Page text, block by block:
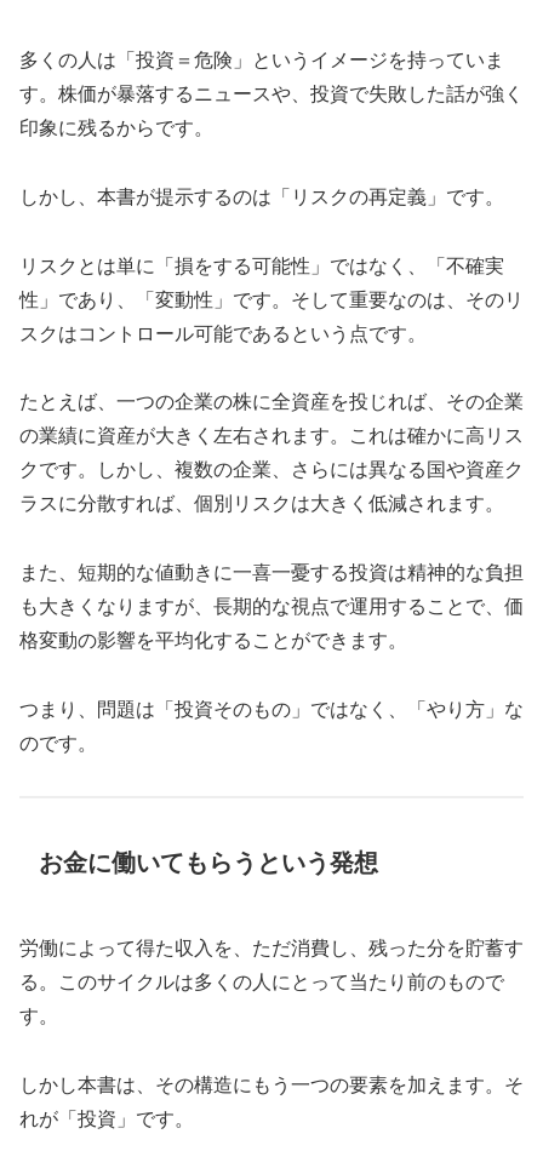
多くの人は「投資＝危険」というイメージを持っていま
す。株価が暴落するニュースや、投資で失敗した話が強く
印象に残るからです。
しかし、本書が提示するのは「リスクの再定義」です。
リスクとは単に「損をする可能性」ではなく、「不確実
性」であり、「変動性」です。そして重要なのは、そのリ
スクはコントロール可能であるという点です。
たとえば、一つの企業の株に全資産を投じれば、その企業
の業績に資産が大きく左右されます。これは確かに高リス
クです。しかし、複数の企業、さらには異なる国や資産ク
ラスに分散すれば、個別リスクは大きく低減されます。
また、短期的な値動きに一喜一憂する投資は精神的な負担
も大きくなりますが、長期的な視点で運用することで、価
格変動の影響を平均化することができます。
つまり、問題は「投資そのもの」ではなく、「やり方」な
のです。
お金に働いてもらうという発想
労働によって得た収入を、ただ消費し、残った分を貯蓄す
る。このサイクルは多くの人にとって当たり前のもので
す。
しかし本書は、その構造にもう一つの要素を加えます。そ
れが「投資」です。